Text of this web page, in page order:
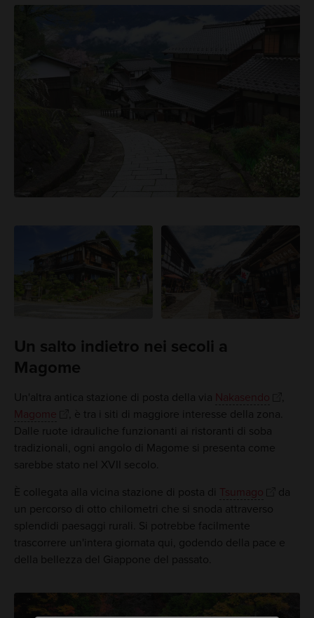
Un salto indietro nei secoli a
Magome
Un'altra antica stazione di posta della via Nakasendo
Magome
, è tra i siti di maggiore interesse della zona.
Dalle ruote idrauliche funzionanti ai ristoranti di soba
tradizionali, ogni angolo di Magome si presenta come
sarebbe stato nel XVII secolo.
È collegata alla vicina stazione di posta di Tsumago
da
un percorso di otto chilometri che si snoda attraverso
splendidi paesaggi rurali. Si potrebbe facilmente
trascorrere un'intera giornata qui, godendo della pace e
della bellezza del Giappone del passato.